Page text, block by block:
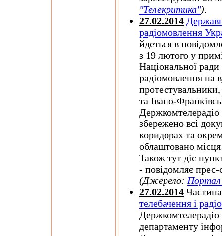
"Телекритика").
27.02.2014
радіомовлення
йдеться в
з 19 лютого у
Національної ради
радіомовлення на
протестувальники,
та Івано-
збережено всі
коридорах та
облаштовано
Також тут діє
- повідомляє
(Джерело: Портал
27.02.2014
телебачення і
департаменту